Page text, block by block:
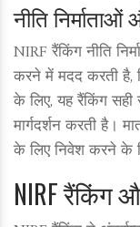
नीति
NIRF रैंकिंग नीति
करने में मदद करती है,
के लिए, यह रैंकिंग
मार्गदर्शन करती है।
के लिए निवेश करने के
NIRF रैंकिंग